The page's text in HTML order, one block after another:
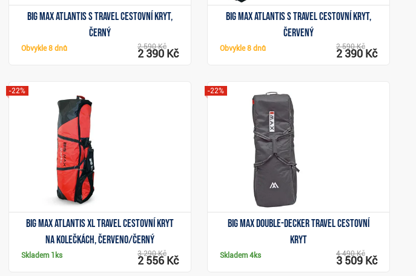
Big Max Atlantis S Travel cestovní kryt,
černý
Obvykle8 dnů 2 590 Kč
2 390 Kč
Big Max Atlantis S Travel cestovní kryt,
červený
Obvykle8 dnů 2 590 Kč
2 390 Kč
Big Max Atlantis XL Travel cestovní kryt
na kolečkách, červeno/černý
-22%
Skladem 1ks 3 290 Kč
2 556 Kč
Zobrazit
Big Max Double-Decker Travel cestovní
kryt
-22%
Skladem4ks 4 490 Kč
3 509 Kč
Zobrazit